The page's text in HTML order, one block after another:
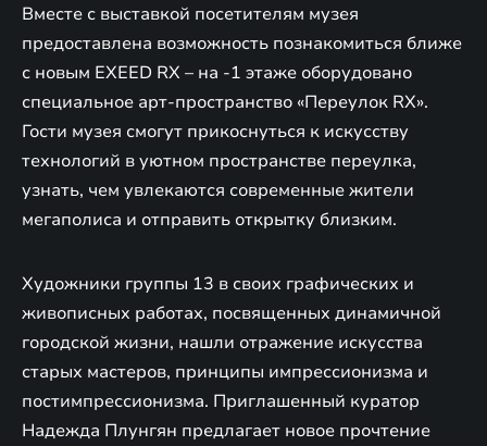
Вместе с выставкой посетителям музея
предоставлена возможность познакомиться ближе
с новым EXEED RX – на -1 этаже оборудовано
специальное арт-пространство «Переулок RX».
Гости музея смогут прикоснуться к искусству
технологий в уютном пространстве переулка,
узнать, чем увлекаются современные жители
мегаполиса и отправить открытку близким.
Художники группы 13 в своих графических и
живописных работах, посвященных динамичной
городской жизни, нашли отражение искусства
старых мастеров, принципы импрессионизма и
постимпрессионизма. Приглашенный куратор
Надежда Плунгян предлагает новое прочтение